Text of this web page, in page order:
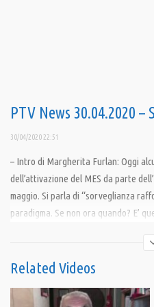
PTV News 30.04.2020
30/04/2020 22:51
– Intro di Margherita Furlan: Oggi
dell’attivazione del MES da parte
maggio. Si parla di “sorveglianza
paradigma. Se non ora quando? E’
ambientale ed economico del
governare la moneta e l’economia.
– Russia: la legge della vita ai tempi
Related Videos